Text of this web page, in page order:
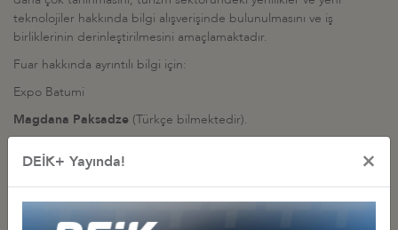
teknolojiler hakkında bilgi alışverişinde bulunulmasını ve iş
birliklerinin derinleştirilmesini amaçlamaktadır.
Fuar hakkında ayrıntılı bilgi için:
Expo Batumi
Magdana Paksadze (Türkçe bilmektedir).
E-posta: geonetexpo@gmail.com
İlgili Dosyalar
DEİK+ Yayında! ×